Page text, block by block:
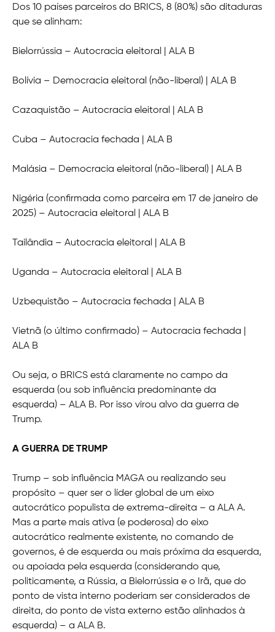
Dos 10 países parceiros do BRICS, 8 (80%) são ditaduras
que se alinham:
Bielorrússia – Autocracia eleitoral | ALA B
Bolívia – Democracia eleitoral (não-liberal) | ALA B
Cazaquistão – Autocracia eleitoral | ALA B
Cuba – Autocracia fechada | ALA B
Malásia – Democracia eleitoral (não-liberal) | ALA B
Nigéria (confirmada como parceira em 17 de janeiro de
2025) – Autocracia eleitoral | ALA B
Tailândia – Autocracia eleitoral | ALA B
Uganda – Autocracia eleitoral | ALA B
Uzbequistão – Autocracia fechada | ALA B
Vietnã (o último confirmado) – Autocracia fechada |
ALA B
Ou seja, o BRICS está claramente no campo da
esquerda (ou sob influência predominante da
esquerda) – ALA B. Por isso virou alvo da guerra de
Trump.
A GUERRA DE TRUMP
Trump – sob influência MAGA ou realizando seu
propósito – quer ser o líder global de um eixo
autocrático populista de extrema-direita – a ALA A.
Mas a parte mais ativa (e poderosa) do eixo
autocrático realmente existente, no comando de
governos, é de esquerda ou mais próxima da esquerda,
ou apoiada pela esquerda (considerando que,
politicamente, a Rússia, a Bielorrússia e o Irã, que do
ponto de vista interno poderiam ser considerados de
direita, do ponto de vista externo estão alinhados à
esquerda) – a ALA B.